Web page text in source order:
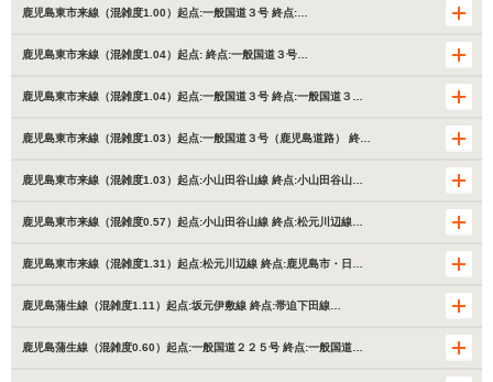
鹿児島東市来線（混雑度1.00）起点:一般国道３号 終点:…
鹿児島東市来線（混雑度1.04）起点: 終点:一般国道３号…
鹿児島東市来線（混雑度1.04）起点:一般国道３号 終点:一般国道３…
鹿児島東市来線（混雑度1.03）起点:一般国道３号（鹿児島道路） 終…
鹿児島東市来線（混雑度1.03）起点:小山田谷山線 終点:小山田谷山…
鹿児島東市来線（混雑度0.57）起点:小山田谷山線 終点:松元川辺線…
鹿児島東市来線（混雑度1.31）起点:松元川辺線 終点:鹿児島市・日…
鹿児島蒲生線（混雑度1.11）起点:坂元伊敷線 終点:帯迫下田線…
鹿児島蒲生線（混雑度0.60）起点:一般国道２２５号 終点:一般国道…